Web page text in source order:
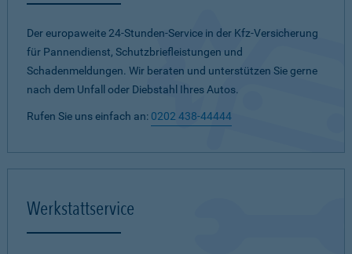
Der europaweite 24-Stunden-Service in der Kfz-Versicherung
für Pannendienst, Schutzbriefleistungen und
Schadenmeldungen. Wir beraten und unterstützen Sie gerne
nach dem Unfall oder Diebstahl Ihres Autos.
Rufen Sie uns einfach an: 0202 438-44444
Werkstattservice